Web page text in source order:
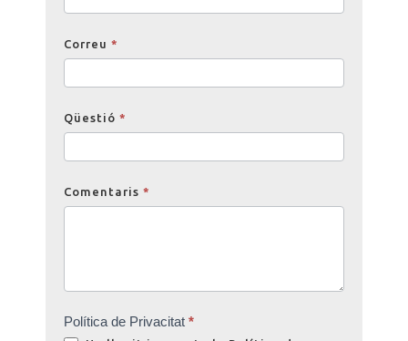
Correu *
Qüestió *
Comentaris *
Política de Privacitat *